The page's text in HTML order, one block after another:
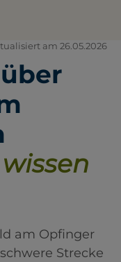
am 26.05.2026
wissen
am Opfinger
Strecke